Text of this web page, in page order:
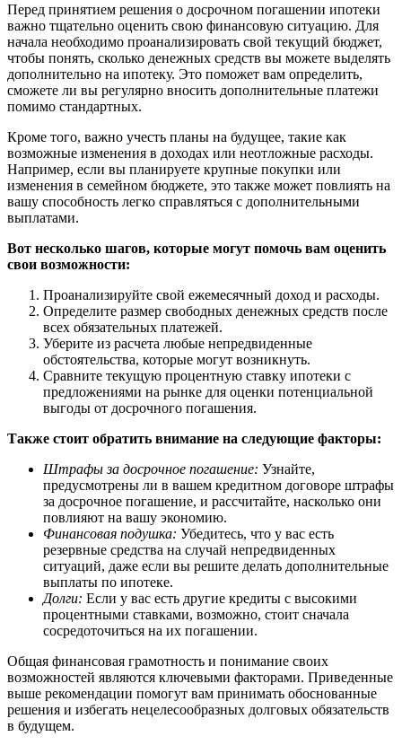
Перед принятием решения о досрочном погашении ипотеки
важно тщательно оценить свою финансовую ситуацию. Для
начала необходимо проанализировать свой текущий бюджет,
чтобы понять, сколько денежных средств вы можете выделять
дополнительно на ипотеку. Это поможет вам определить,
сможете ли вы регулярно вносить дополнительные платежи
помимо стандартных.
Кроме того, важно учесть планы на будущее, такие как
возможные изменения в доходах или неотложные расходы.
Например, если вы планируете крупные покупки или
изменения в семейном бюджете, это также может повлиять на
вашу способность легко справляться с дополнительными
выплатами.
Вот несколько шагов, которые могут помочь вам оценить
свои возможности:
Проанализируйте свой ежемесячный доход и расходы.
Определите размер свободных денежных средств после
всех обязательных платежей.
Уберите из расчета любые непредвиденные
обстоятельства, которые могут возникнуть.
Сравните текущую процентную ставку ипотеки с
предложениями на рынке для оценки потенциальной
выгоды от досрочного погашения.
Также стоит обратить внимание на следующие факторы:
Штрафы за досрочное погашение: Узнайте,
предусмотрены ли в вашем кредитном договоре штрафы
за досрочное погашение, и рассчитайте, насколько они
повлияют на вашу экономию.
Финансовая подушка: Убедитесь, что у вас есть
резервные средства на случай непредвиденных
ситуаций, даже если вы решите делать дополнительные
выплаты по ипотеке.
Долги: Если у вас есть другие кредиты с высокими
процентными ставками, возможно, стоит сначала
сосредоточиться на их погашении.
Общая финансовая грамотность и понимание своих
возможностей являются ключевыми факторами. Приведенные
выше рекомендации помогут вам принимать обоснованные
решения и избегать нецелесообразных долговых обязательств
в будущем.